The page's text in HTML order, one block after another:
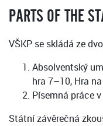
PARTS OF THE
VŠKP se skládá ze
Absolventský
hra 7–10, Hra
Písemná práce
Státní závěrečná